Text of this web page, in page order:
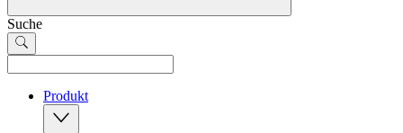
Suche
Produkt